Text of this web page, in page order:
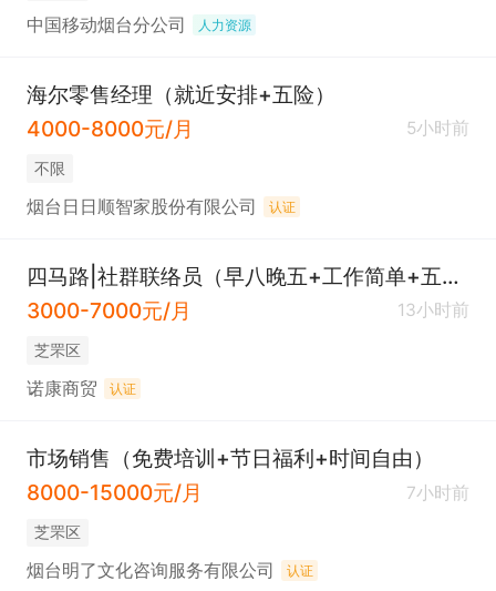
中国移动烟台分公司 人力资源
海尔零售经理（就近安排+五险）
4000-8000元/月
5小时前
不限
烟台日日顺智家股份有限公司 认证
四马路|社群联络员（早八晚五+工作简单+五险）
3000-7000元/月
13小时前
芝罘区
诺康商贸 认证
市场销售（免费培训+节日福利+时间自由）
8000-15000元/月
7小时前
芝罘区
烟台明了文化咨询服务有限公司 认证